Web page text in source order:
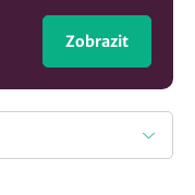
Zobrazit